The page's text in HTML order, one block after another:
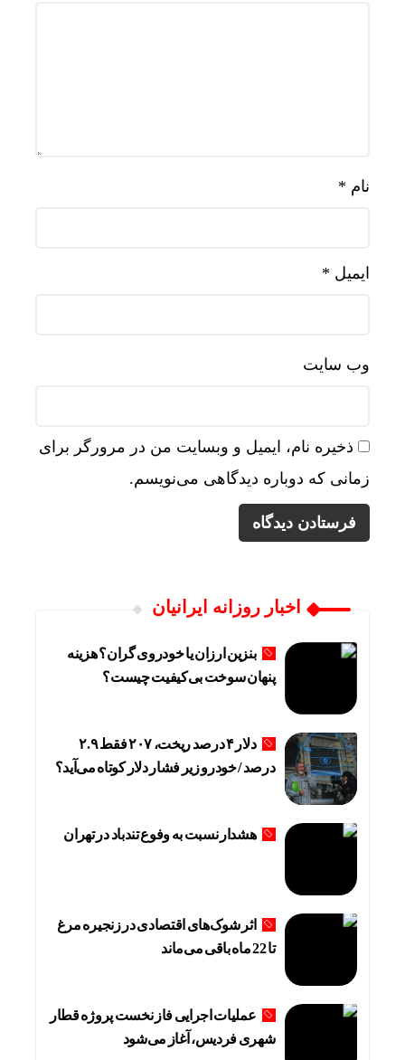
نام *
ایمیل *
وب‌ سایت
ذخیره نام، ایمیل و وبسایت من در مرورگر برای
زمانی که دوباره دیدگاهی می‌نویسم.
اخبار روزانه ایرانیان
بنزین ارزان یا خودروی گران؟ هزینه
پنهان سوخت بی‌کیفیت چیست؟
دلار ۴ درصد ریخت، ۲۰۷ فقط ۲.۹
درصد / خودرو زیر فشار دلار کوتاه می‌آید؟
هشدار نسبت به وفوع تندباد در تهران
اثر شوک‌های اقتصادی در زنجیره مرغ
تا 22 ماه باقی می‌ماند
عملیات اجرایی فاز نخست پروژه قطار
شهری فردیس، آغاز می‌شود